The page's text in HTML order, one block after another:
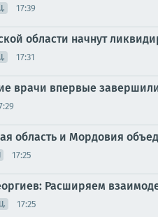
17:39
области начнут
17:31
врачи впервые
область и Мордовия
17:25
Расширяем
17:25